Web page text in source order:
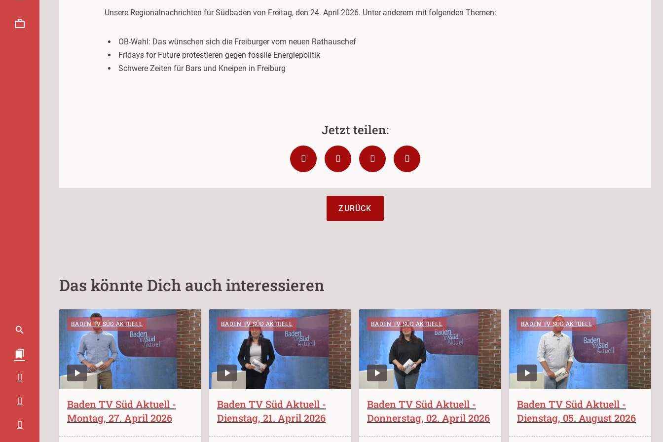
Unsere Regionalnachrichten für Südbaden von Freitag, den 24. April 2026. Unter anderem mit folgenden Themen:
OB-Wahl: Das wünschen sich die Freiburger vom neuen Rathauschef
Fridays for Future protestieren gegen fossile Energiepolitik
Schwere Zeiten für Bars und Kneipen in Freiburg
ZURÜCK
Das könnte Dich auch interessieren
BADEN TV SÜD AKTUELL
Baden TV Süd Aktuell -
Montag, 27. April 2026
BADEN TV SÜD AKTUELL
Baden TV Süd Aktuell -
Dienstag, 21. April 2026
BADEN TV SÜD AKTUELL
Baden TV Süd Aktuell -
Donnerstag, 02. April 2026
BADEN TV SÜD AKTUELL
Baden TV Süd Aktuell -
Dienstag, 05. August 2026